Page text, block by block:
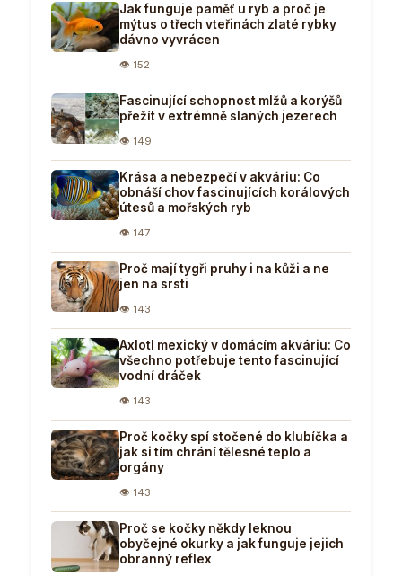
Jak funguje paměť u ryb a proč je
mýtus o třech vteřinách zlaté rybky
dávno vyvrácen
👁 152
Fascinující schopnost mlžů a korýšů
přežít v extrémně slaných jezerech
👁 149
Krása a nebezpečí v akváriu: Co
obnáší chov fascinujících korálových
útesů a mořských ryb
👁 147
Proč mají tygři pruhy i na kůži a ne
jen na srsti
👁 143
Axlotl mexický v domácím akváriu: Co
všechno potřebuje tento fascinující
vodní dráček
👁 143
Proč kočky spí stočené do klubíčka a
jak si tím chrání tělesné teplo a
orgány
👁 143
Proč se kočky někdy leknou
obyčejné okurky a jak funguje jejich
obranný reflex